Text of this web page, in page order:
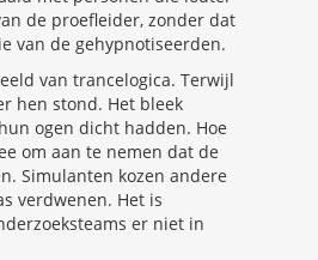
de proefleider, zonder dat
van de gehypnotiseerden.
van trancelogica. Terwijl
hen stond. Het bleek
ogen dicht hadden. Hoe
om aan te nemen dat de
Simulanten kozen andere
verdwenen. Het is
er niet in